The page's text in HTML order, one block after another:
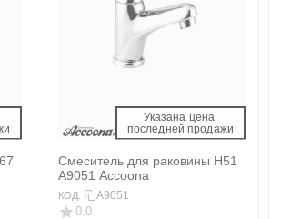
Указана цена
последней продажи
Смеситель для раковины H51
A9051 Accoona
КОД: A9051
0.0